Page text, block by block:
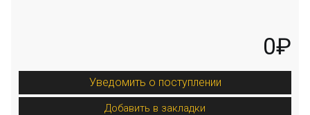
0₽
Уведомить о поступлении
Добавить в закладки